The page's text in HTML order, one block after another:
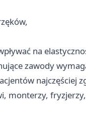
na
zawody
najczęściej
monterzy,